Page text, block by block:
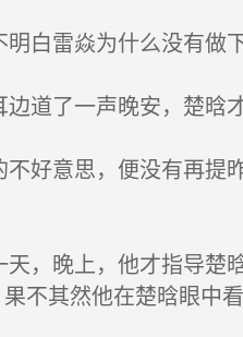
白雷焱为什么没有做
道了一声晚安，楚晗才
好意思，便没有再提
，晚上，他才指导楚
不其然他在楚晗眼中